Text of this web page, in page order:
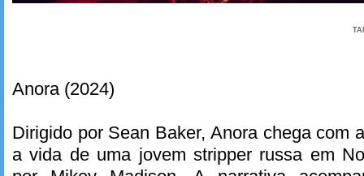
Anora (2024)
Dirigido por Sean Baker, Anora chega com
a vida de uma jovem stripper russa em